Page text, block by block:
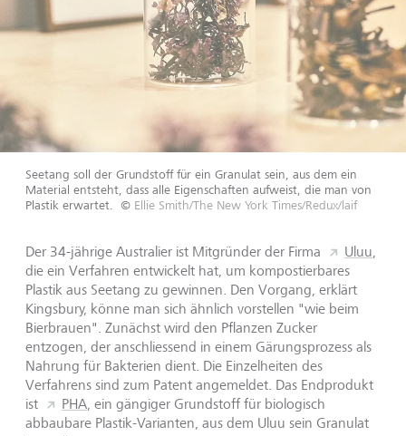
Seetang soll der Grundstoff für ein Granulat sein, aus dem ein
Material entsteht, dass alle Eigenschaften aufweist, die man von
Plastik erwartet. © Ellie Smith/The New York Times/Redux/laif
Der 34-jährige Australier ist Mitgründer der Firma Uluu,
die ein Verfahren entwickelt hat, um kompostierbares
Plastik aus Seetang zu gewinnen. Den Vorgang, erklärt
Kingsbury, könne man sich ähnlich vorstellen "wie beim
Bierbrauen". Zunächst wird den Pflanzen Zucker
entzogen, der anschliessend in einem Gärungsprozess als
Nahrung für Bakterien dient. Die Einzelheiten des
Verfahrens sind zum Patent angemeldet. Das Endprodukt
ist
PHA, ein gängiger Grundstoff für biologisch
abbaubare Plastik-Varianten, aus dem Uluu sein Granulat